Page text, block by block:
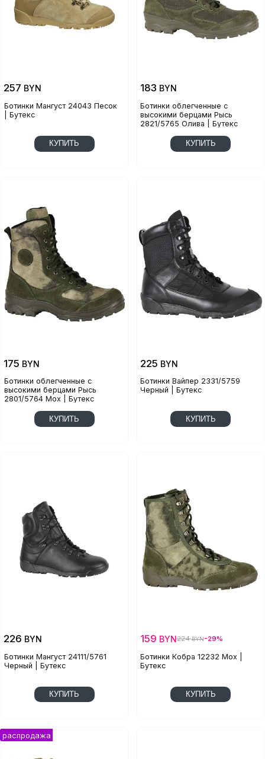
Ботинки Мангуст 24043 Песок
| Бутекс
257 BYN
КУПИТЬ
Ботинки облегченные с
высокими берцами Рысь
2821/5765 Олива | Бутекс
183 BYN
КУПИТЬ
Ботинки облегченные с
высокими берцами Рысь
2801/5764 Мох | Бутекс
175 BYN
КУПИТЬ
Ботинки Вайпер 2331/5759
Черный | Бутекс
225 BYN
КУПИТЬ
Ботинки Мангуст 24111/5761
Черный | Бутекс
226 BYN
КУПИТЬ
Ботинки Кобра 12232 Мох |
Бутекс
159 BYN224BYN-29%
КУПИТЬ